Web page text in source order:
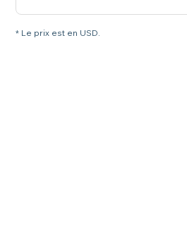
* Le prix est en USD.